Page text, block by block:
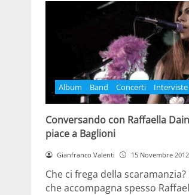
Album Band Concerti Interviste
Conversando con Raffaella
piace a Baglioni
Gianfranco Valenti 15 Novembre 2012
Che ci frega della
che accompagna spesso